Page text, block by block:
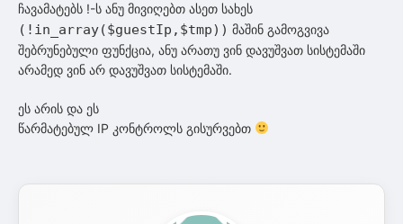
ჩავამატებს !-ს ანუ მივიღებთ ასეთ სახეს
(!in_array($guestIp,$tmp)) მაშინ გამოგვივა
შებრუნებული ფუნქცია, ანუ არათუ ვინ დავუშვათ სისტემაში
არამედ ვინ არ დავუშვათ სისტემაში.
ეს არის და ეს
წარმატებულ IP კონტროლს გისურვებთ